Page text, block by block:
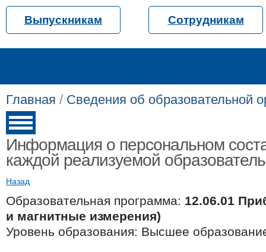
Выпускникам Сотрудникам
Главная / Сведения об образовательной
Информация о персональном
каждой реализуемой
Назад
Образовательная программа: 12.06.01
и магнитные измерения)
Уровень образования: Высшее